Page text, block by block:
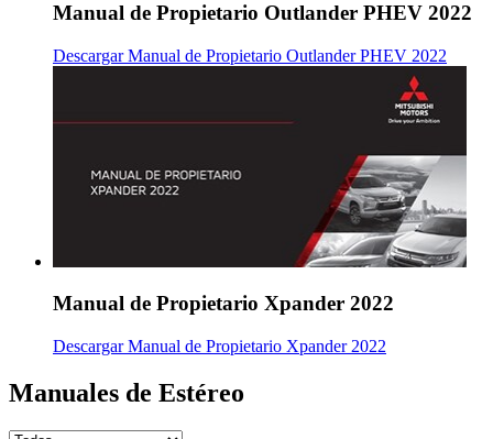
Manual de Propietario Outlander PHEV 2022
Descargar Manual de Propietario Outlander PHEV 2022
Manual de Propietario Xpander 2022
Descargar Manual de Propietario Xpander 2022
Manuales de Estéreo